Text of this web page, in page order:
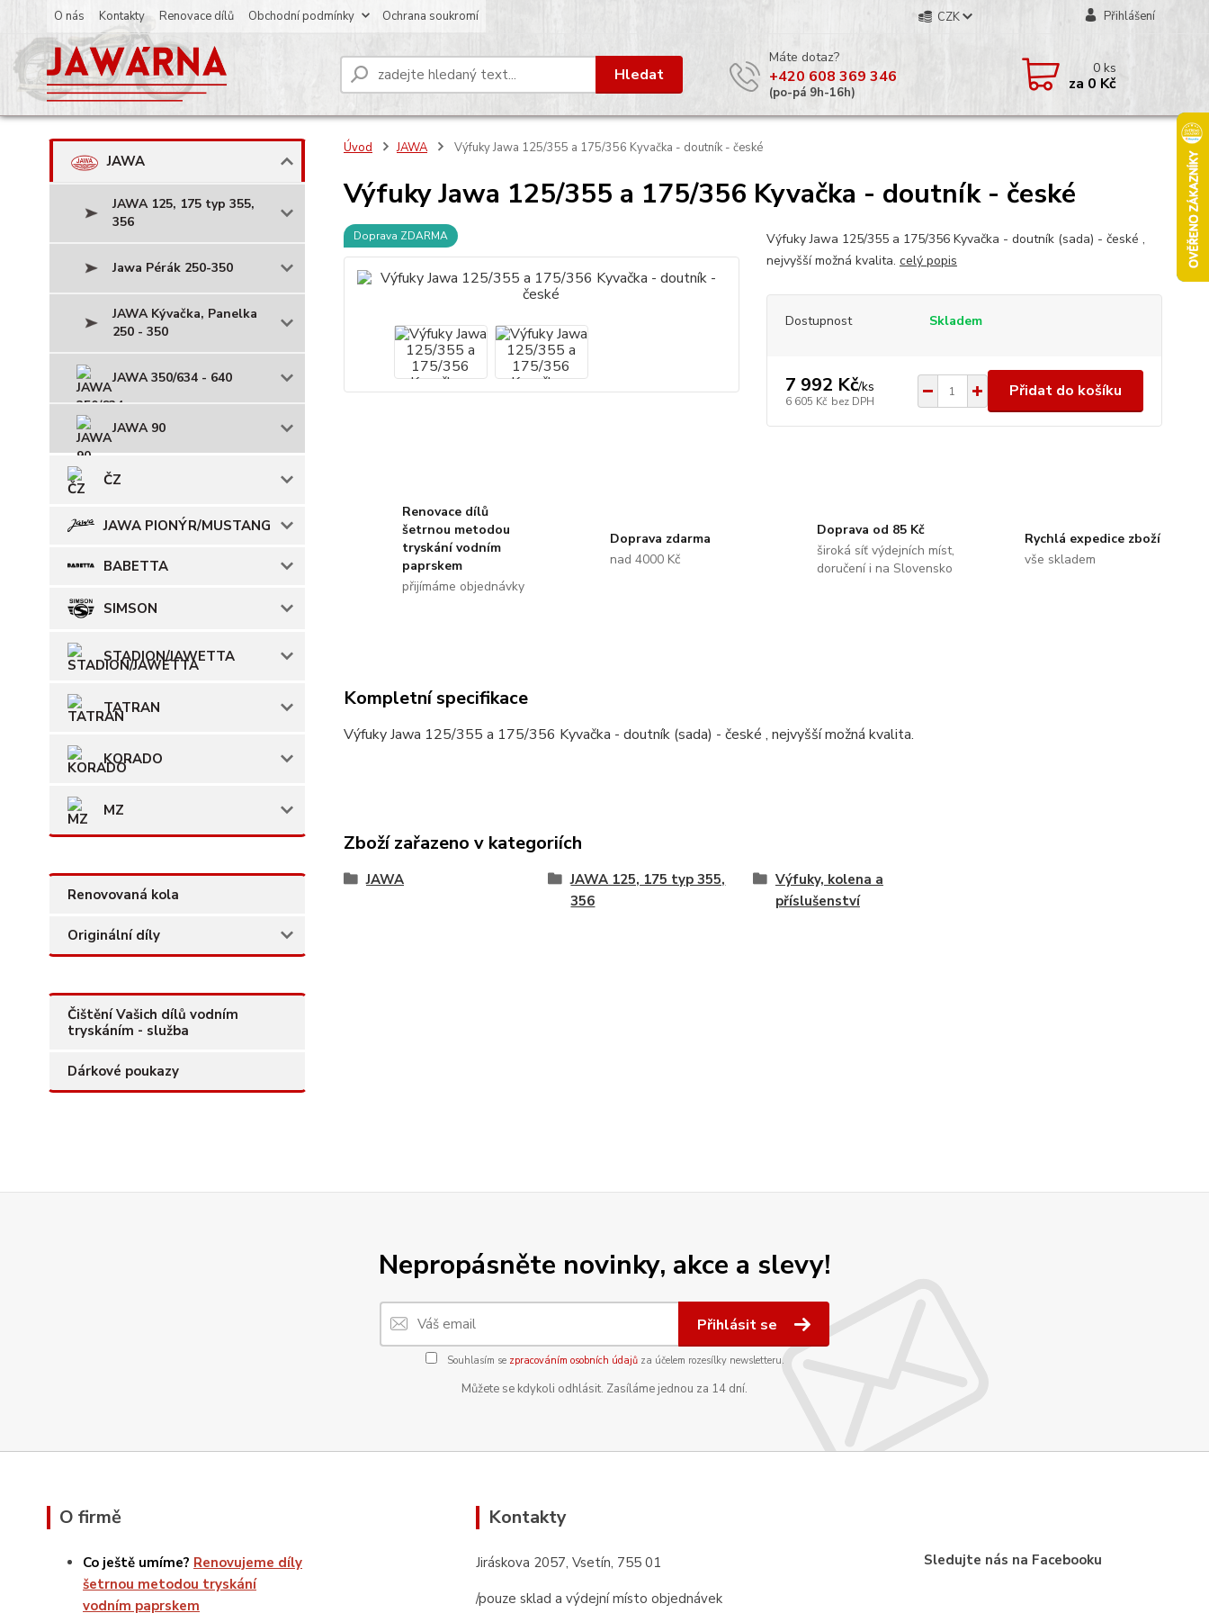
O nás Kontakty Renovace dílů Obchodní podmínky Ochrana soukromí CZK Přihlášení
Hledat
Máte dotaz?
+420 608 369 346
(po-pá 9h-16h)
0ks
za 0 Kč
JAWA
JAWA 125, 175 typ 355,
356
Jawa Pérák 250-350
JAWA Kývačka, Panelka
250 - 350
JAWA 350/634 - 640
JAWA 90
ČZ
JAWA PIONÝR/MUSTANG
BABETTA
SIMSON
STADION/JAWETTA
TATRAN
KORADO
MZ
Renovovaná kola
Originální díly
Čištění Vašich dílů vodním
tryskáním - služba
Dárkové poukazy
Úvod JAWA Výfuky Jawa 125/355 a 175/356 Kyvačka - doutník - české
Výfuky Jawa 125/355 a 175/356 Kyvačka - doutník - české
Doprava ZDARMA
Výfuky Jawa 125/355 a 175/356 Kyvačka - doutník (sada) - české ,
nejvyšší možná kvalita. celý popis
Dostupnost Skladem
7 992 Kč/ks
6 605 Kč bez DPH
Přidat do košíku
Renovace dílů
šetrnou metodou
tryskání vodním
paprskem
přijímáme objednávky
Doprava zdarma
nad 4000 Kč
Doprava od 85 Kč
široká síť výdejních míst,
doručení i na Slovensko
Rychlá expedice zboží
vše skladem
Kompletní specifikace
Výfuky Jawa 125/355 a 175/356 Kyvačka - doutník (sada) - české , nejvyšší možná kvalita.
Zboží zařazeno v kategoriích
JAWA
JAWA 125, 175 typ 355,
356
Výfuky, kolena a
příslušenství
Nepropásněte novinky, akce a slevy!
Přihlásit se
Souhlasím se zpracováním osobních údajůza účelem rozesílky newsletteru.
Můžete se kdykoli odhlásit. Zasíláme jednou za 14 dní.
O firmě
Co ještě umíme? Renovujeme díly
šetrnou metodou tryskání
vodním paprskem
Kontakty
Jiráskova 2057, Vsetín, 755 01
/pouze sklad a výdejní místo objednávek
Sledujte nás na Facebooku